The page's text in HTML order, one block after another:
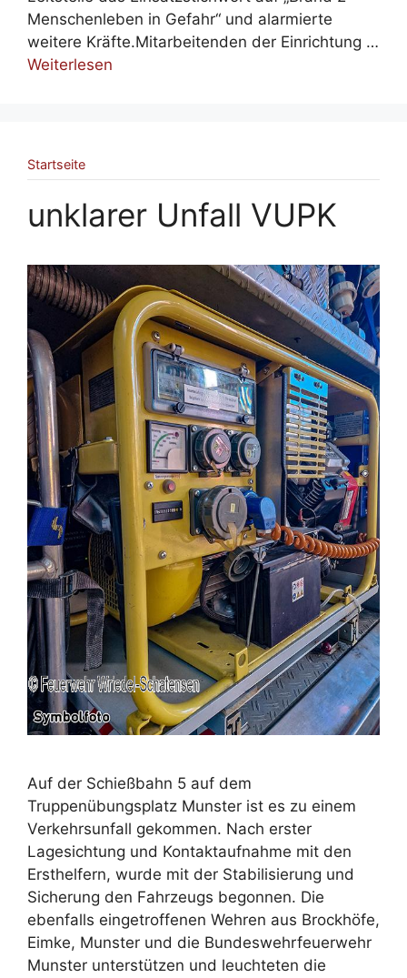
Menschenleben in Gefahr“ und alarmierte
weitere Kräfte.Mitarbeitenden der Einrichtung …
Weiterlesen
Startseite
unklarer Unfall VUPK
Auf der Schießbahn 5 auf dem
Truppenübungsplatz Munster ist es zu einem
Verkehrsunfall gekommen. Nach erster
Lagesichtung und Kontaktaufnahme mit den
Ersthelfern, wurde mit der Stabilisierung und
Sicherung den Fahrzeugs begonnen. Die
ebenfalls eingetroffenen Wehren aus Brockhöfe,
Eimke, Munster und die Bundeswehrfeuerwehr
Munster unterstützen und leuchteten die